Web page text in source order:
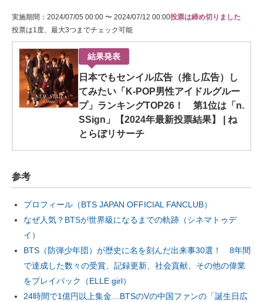
実施期間：2024/07/05 00:00 〜 2024/07/12 00:00
投票は1度、最大3つまでチェック可能
投票は締め切りました
結果発表
日本でもセンイル広告（推し広告）し
てみたい「K-POP男性アイドルグルー
プ」ランキングTOP26！ 第1位は「n.
SSign」【2024年最新投票結果】 | ね
とらぼリサーチ
参考
プロフィール（BTS JAPAN OFFICIAL FANCLUB）
なぜ人気？BTSが世界級になるまでの軌跡（シネマトゥデ
イ）
BTS（防弾少年団）が歴史に名を刻んだ出来事30選！ 8年間
で達成した数々の受賞、記録更新、社会貢献、その他の偉業
をプレイバック（ELLE girl）
24時間で1億円以上集金…BTSのVの中国ファンの「誕生日広